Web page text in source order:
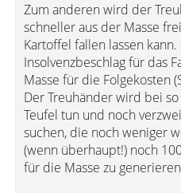
Zum anderen wird der
schneller aus der Masse
Kartoffel fallen lassen
Insolvenzbeschlag für das
Masse für die Folgekosten
Der Treuhänder wird bei
Teufel tun und noch
suchen, die noch weniger
(wenn überhaupt!) noch
für die Masse zu